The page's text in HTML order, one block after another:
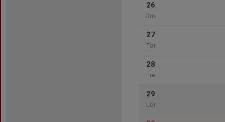
26
Ons
27
Tor
28
Fre
29
Lör